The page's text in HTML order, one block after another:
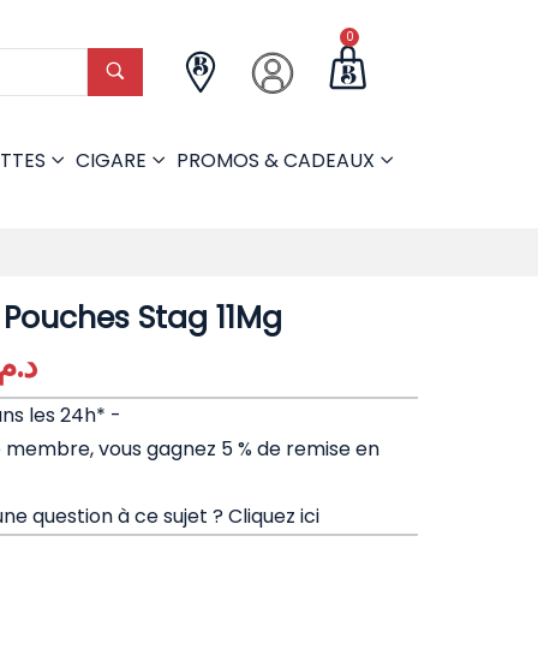
0
CIGARE PROMOS & CADEAUX
Stag 11Mg
les 24h* -
vous gagnez 5 % de remise en
question à ce sujet ?Cliquez ici